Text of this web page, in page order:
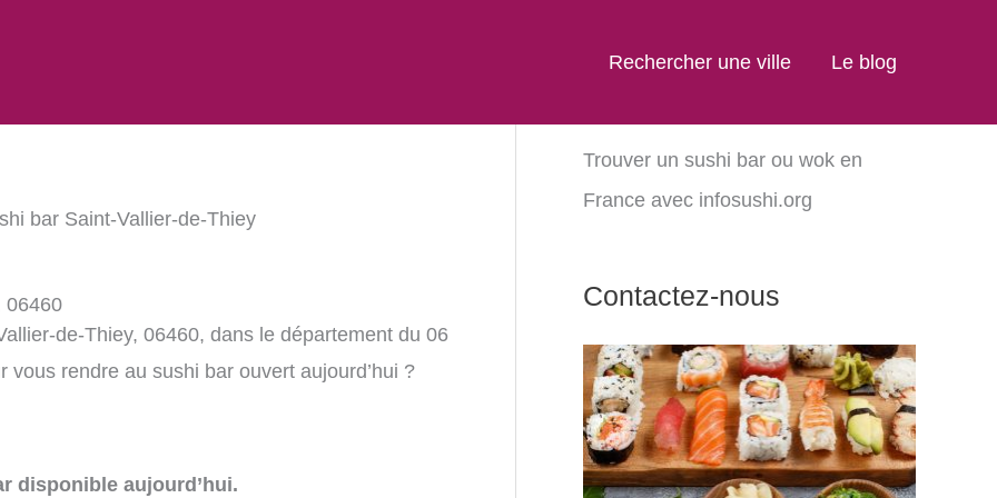
Rechercher une ville Le blog
bar Saint-Vallier-de-Thiey
06460
de-Thiey, 06460, dans le département du 06
rendre au sushi bar ouvert aujourd’hui ?
disponible aujourd’hui.
Trouver un sushi bar ou wok en
France avec infosushi.org
Contactez-nous